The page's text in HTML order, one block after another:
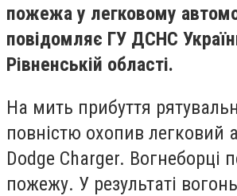
пожежа у легковому
повідомляє ГУ ДСНС
Рівненській області.
На мить прибуття
повністю охопив легковий
Dodge Charger. Вогнеборці
пожежу. У результаті